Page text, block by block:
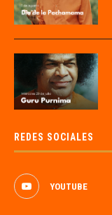
REDES SOCIALES
YOUTUBE